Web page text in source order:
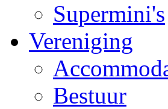
Supermini's
Vereniging
Bestuur